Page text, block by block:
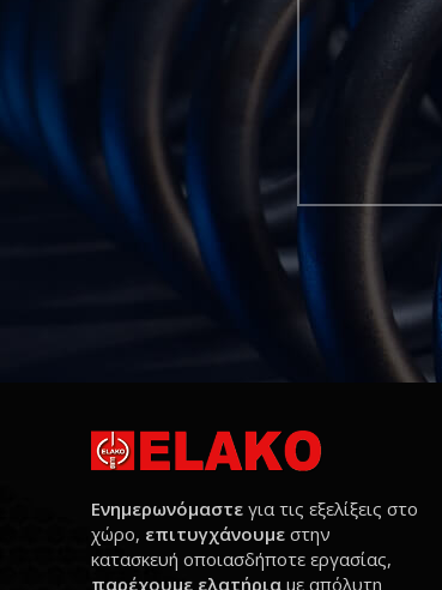
Ενημερωνόμαστε για τις εξελίξεις στο
χώρο, επιτυγχάνουμε στην
κατασκευή οποιασδήποτε εργασίας,
παρέχουμε ελατήρια με απόλυτη